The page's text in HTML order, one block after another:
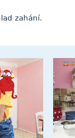
zahání.